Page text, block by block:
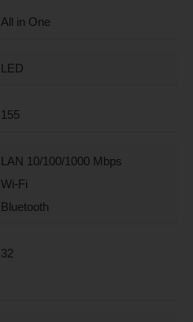
All in One
LED
155
LAN 10/100/1000 Mbps
Wi-Fi
Bluetooth
32